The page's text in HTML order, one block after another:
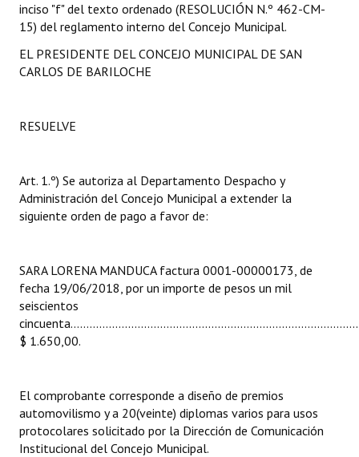
Noticias Destacadas
Registros y Distinciones
Mujeres que Dejaron Huellas - Registro
Periodistas Decanos - Registro
Banca del Vecino - Registro
Huéspedes de Honor - Registro
Antiguos Pobladores - Registro
Bariloche, Municipio intercultural
Entrega de distinciones
inciso "f" del texto ordenado (RESOLUCIÓN N.º 462-CM-
15) del reglamento interno del Concejo Municipal.
EL PRESIDENTE DEL CONCEJO MUNICIPAL DE SAN
CARLOS DE BARILOCHE
RESUELVE
Art. 1.º) Se autoriza al Departamento Despacho y
Administración del Concejo Municipal a extender la
siguiente orden de pago a favor de:
SARA LORENA MANDUCA factura 0001-00000173, de
fecha 19/06/2018, por un importe de pesos un mil
seiscientos
$ 1.650,00.
El comprobante corresponde a diseño de premios
automovilismo y a 20(veinte) diplomas varios para usos
protocolares solicitado por la Dirección de Comunicación
Institucional del Concejo Municipal.